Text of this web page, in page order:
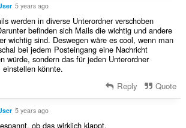
5 years ago
werden in diverse Unterordner verschoben
befinden sich Mails die wichtig und andere
wichtig sind. Deswegen wäre es cool, wenn man
bei jedem Posteingang eine Nachricht
würde, sondern das für jeden Unterordner
einstellen könnte.
Reply Quote
5 years ago
ob das wirklich klappt.